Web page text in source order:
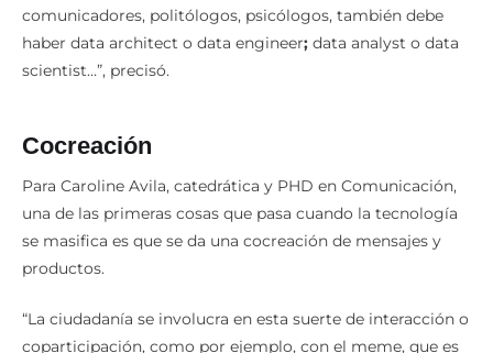
comunicadores, politólogos, psicólogos, también debe
haber data architect o data engineer; data analyst o data
scientist…”, precisó.
Cocreación
Para Caroline Avila, catedrática y PHD en Comunicación,
una de las primeras cosas que pasa cuando la tecnología
se masifica es que se da una cocreación de mensajes y
productos.
“La ciudadanía se involucra en esta suerte de interacción o
coparticipación, como por ejemplo, con el meme, que es